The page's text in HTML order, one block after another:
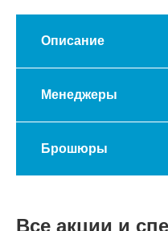
Описание
Менеджеры
Брошюры
Все акции и